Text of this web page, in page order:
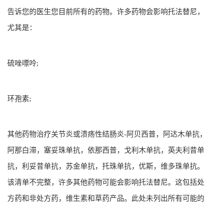
告诉您的医生您目前所有的药物。许多药物会影响托法替尼，
尤其是：
硫唑嘌呤;
环孢素;
其他药物治疗关节炎或溃疡性结肠炎-阿贝西普，阿达木单抗，
阿那白滞，塞妥珠单抗，依那西普，戈利木单抗，英夫利昔单
抗，利妥昔单抗，苏金单抗，托珠单抗，优斯，维多珠单抗。
该清单不完整，许多其他药物可能会影响托法替尼。这包括处
方药和非处方药，维生素和草药产品。此处未列出所有可能的